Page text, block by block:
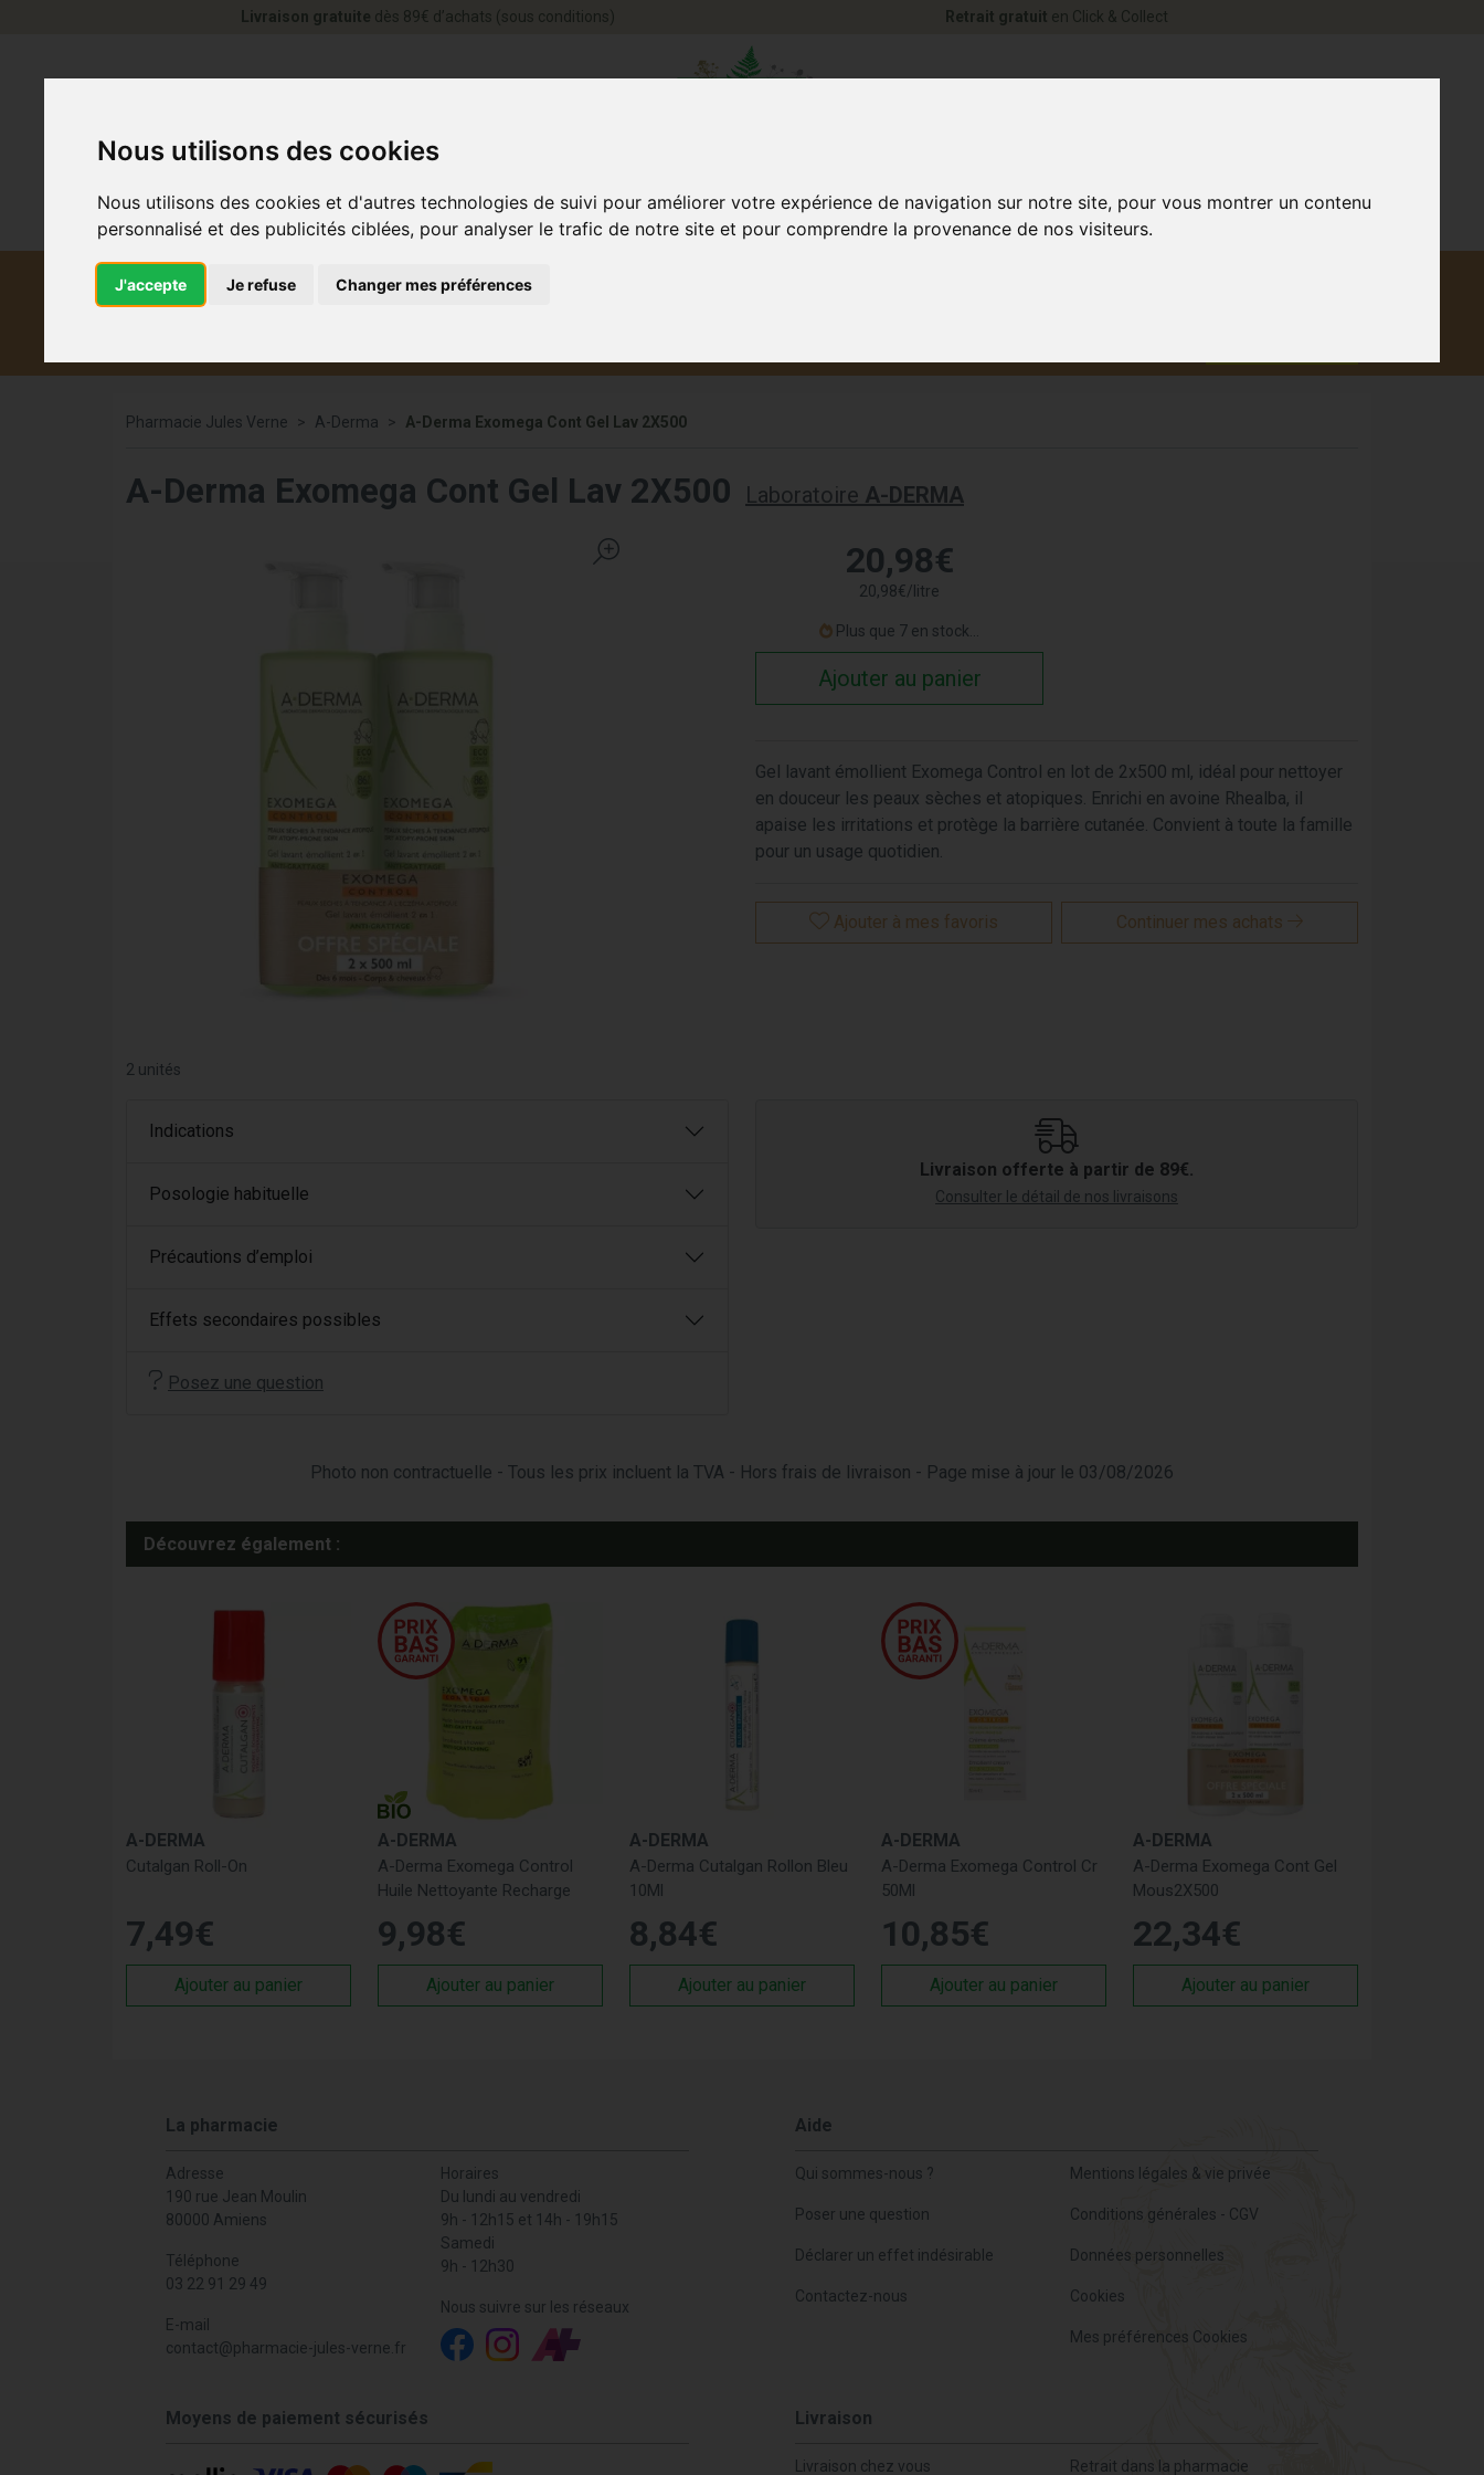
Nous utilisons des cookies
Nous utilisons des cookies et d'autres technologies de suivi pour améliorer votre expérience de navigation sur notre site, pour vous montrer un contenu
personnalisé et des publicités ciblées, pour analyser le trafic de notre site et pour comprendre la provenance de nos visiteurs.
J'accepte Je refuse Changer mes préférences
Livraison gratuite dès 89€ d’achats (sous conditions) Retrait gratuit en Click & Collect
Pharmacie Jules Verne A-Derma A-Derma Exomega Cont Gel Lav 2X500
A-Derma Exomega Cont Gel Lav 2X500 Laboratoire A-DERMA
2 unités
20,98€
20,98€/ litre
Plus que 7 en stock...
Ajouter au panier
Gel lavant émollient Exomega Control en lot de 2x500 ml, idéal pour nettoyer
en douceur les peaux sèches et atopiques. Enrichi en avoine Rhealba, il
apaise les irritations et protège la barrière cutanée. Convient à toute la famille
pour un usage quotidien.
Ajouter à mes favoris Continuer mes achats
Indications
Posologie habituelle
Précautions d’emploi
Effets secondaires possibles
Posez une question
Livraison offerte à partir de 89€.
Consulter le détail de nos livraisons
Photo non contractuelle - Tous les prix incluent la TVA - Hors frais de livraison - Page mise à jour le 03/08/2026
Découvrez également :
A-DERMA
Cutalgan Roll-On
7,49€
Ajouter au panier
A-DERMA
A-Derma Exomega Control
Huile Nettoyante Recharge
9,98€
Ajouter au panier
A-DERMA
A-Derma Cutalgan Rollon Bleu
10Ml
8,84€
Ajouter au panier
A-DERMA
A-Derma Exomega Control Cr
50Ml
10,85€
Ajouter au panier
A-DERMA
A-Derma Exomega Cont Gel
Mous2X500
22,34€
Ajouter au panier
La pharmacie
Adresse
190 rue Jean Moulin
80000 Amiens
Téléphone
03 22 91 29 49
E-mail
contact@pharmacie-jules-verne.fr
Horaires
Du lundi au vendredi
9h - 12h15 et 14h - 19h15
Samedi
9h - 12h30
Nous suivre sur les réseaux
Aide
Qui sommes-nous ?
Poser une question
Déclarer un effet indésirable
Contactez-nous
Mentions légales & vie privée
Conditions générales - CGV
Données personnelles
Cookies
Mes préférences Cookies
Moyens de paiement sécurisés Livraison
Livraison chez vous Retrait dans la pharmacie